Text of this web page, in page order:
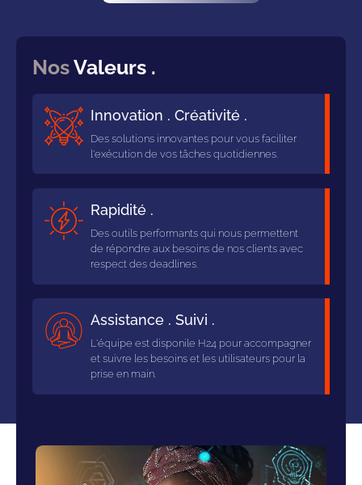
NosValeurs .
Innovation . Créativité .
Des solutions innovantes pour vous faciliter
l'exécution de vos tâches quotidiennes.
Rapidité .
Des outils performants qui nous permettent
de répondre aux besoins de nos clients avec
respect des deadlines.
Assistance . Suivi .
L'équipe est disponile H24 pour accompagner
et suivre les besoins et les utilisateurs pour la
prise en main.